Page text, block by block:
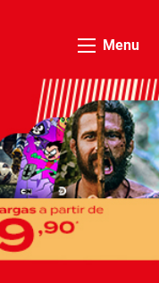
Menu